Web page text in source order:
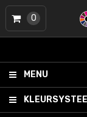
MENU
0